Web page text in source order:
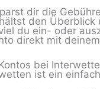
dir die
den Überblick
du ein- oder
direkt mit
bei
ist ein